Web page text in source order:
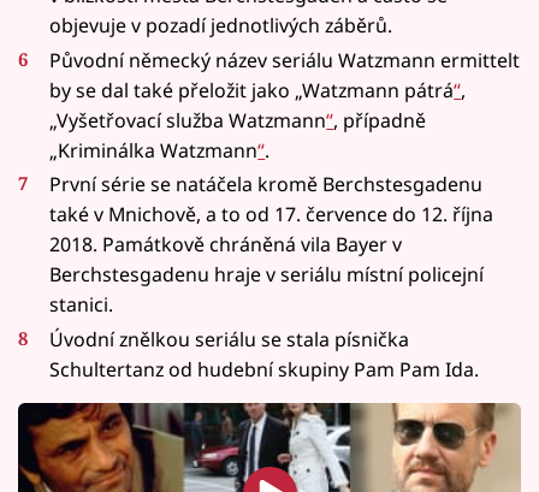
objevuje v pozadí jednotlivých záběrů.
Původní německý název seriálu Watzmann ermittelt
by se dal také přeložit jako „Watzmann pátrá“,
„Vyšetřovací služba Watzmann“, případně
„Kriminálka Watzmann“.
První série se natáčela kromě Berchstesgadenu
také v Mnichově, a to od 17. července do 12. října
2018. Památkově chráněná vila Bayer v
Berchstesgadenu hraje v seriálu místní policejní
stanici.
Úvodní znělkou seriálu se stala písnička
Schultertanz od hudební skupiny Pam Pam Ida.